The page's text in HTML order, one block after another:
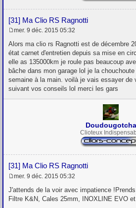
[31] Ma Clio RS Ragnotti
e
s
a
g
e
mer. 9 déc. 2015 05:32
Alors ma clio rs Ragnotti est de décembre
état carnet d'entretien depuis sa mise en
elle as 135000km je roule pas beaucoup
bâche dans mon garage lol je la
semaine à la main. voilà je vais essayer de
suivant vos conseils lol merci les gars
Doudougotcha
Clioteux
[31] Ma Clio RS Ragnotti
e
s
s
mer. 9 déc. 2015 05:32
J'attends de la voir avec impatience
Filtre K&N, Cales 25mm, INOXLINE EVO